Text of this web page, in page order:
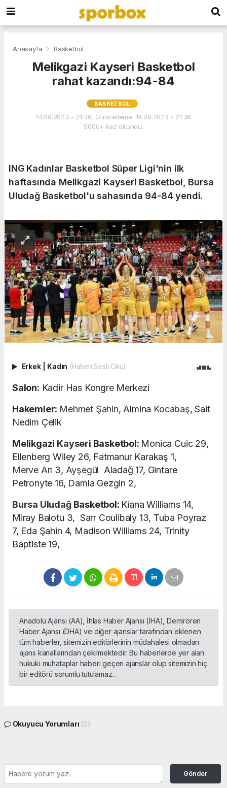
Anasayfa Basketbol
Melikgazi Kayseri Basketbol
rahat kazandı:94-84
BASKETBOL
14.09.2023 - 21:36, Güncelleme: 14.09.2023 - 21:36
5000+ kez okundu.
ING Kadınlar Basketbol Süper Ligi'nin ilk
haftasında Melikgazi Kayseri Basketbol, Bursa
Uludağ Basketbol'u sahasında 94-84 yendi.
Erkek Kadın (Haberi Sesli Oku)
Salon: Kadir Has Kongre Merkezi
Hakemler: Mehmet Şahin, Almina Kocabaş, Sait
Nedim Çelik
Melikgazi Kayseri Basketbol: Monica Cuic 29,
Ellenberg Wiley 26, Fatmanur Karakaş 1,
Merve Arı 3, Ayşegül Aladağ 17, Gintare
Petronyte 16, Damla Gezgin 2,
Bursa UludağBasketbol: Kiana Williams 14,
Miray Balotu 3, Sarr Coulibaly 13, Tuba Poyraz
7, Eda Şahin 4, Madison Williams 24, Trinity
Baptiste 19,
Anadolu Ajansı (AA), İhlas Haber Ajansı (İHA), Demirören
Haber Ajansı (DHA) ve diğer ajanslar tarafından eklenen
tüm haberler, sitemizin editörlerinin müdahalesi olmadan
ajans kanallarından çekilmektedir. Bu haberlerde yer alan
hukuki muhataplar haberi geçen ajanslar olup sitemizin hiç
bir editörü sorumlu tutulamaz...
Okuyucu Yorumları (0)
Gönder